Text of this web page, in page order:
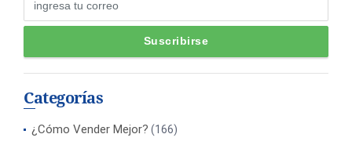
Categorías
¿Cómo Vender Mejor? (166)